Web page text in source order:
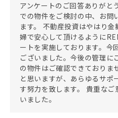
アンケートのご回答ありがと
での物件をご検討の中、お問
ます。 不動産投資はやはり
婦で安心して頂けるように
ートを実施しております。今
ございました。今後の管理に
の物件はご確認できておりま
と思いますが、あらゆるサポ
す努力を致します。 貴重な
いました。